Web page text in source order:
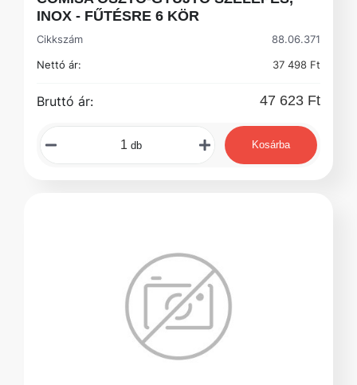
INOX - FŰTÉSRE 6 KÖR
Cikkszám
88.06.371
Nettó ár:
37 498 Ft
Bruttó ár: 47 623 Ft
db Kosárba